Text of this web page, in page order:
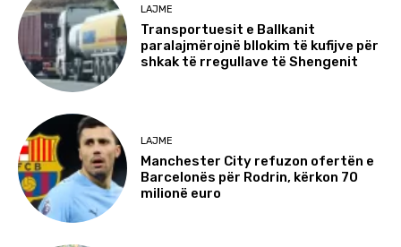
LAJME
Transportuesit e Ballkanit
paralajmërojnë bllokim të kufijve për
shkak të rregullave të Shengenit
LAJME
Manchester City refuzon ofertën e
Barcelonës për Rodrin, kërkon 70
milionë euro